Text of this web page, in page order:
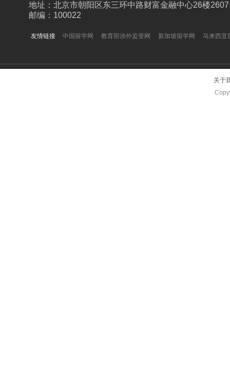
中国留学网 教育部涉外监管网 新加坡留学网 马来西亚
地址：北京市朝阳区东三环中路财富金融中心26楼2607
邮编：100022
友情链接
关于